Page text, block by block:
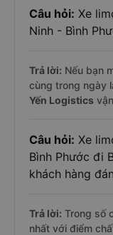
Câu hỏi: Xe
Ninh - Bình
Trả lời: Nếu bạn
cùng trong ngày
Yến Logistics
Câu hỏi: Xe
Bình Phước đi
khách hàng
Trả lời: Trong số
nhất với điểm